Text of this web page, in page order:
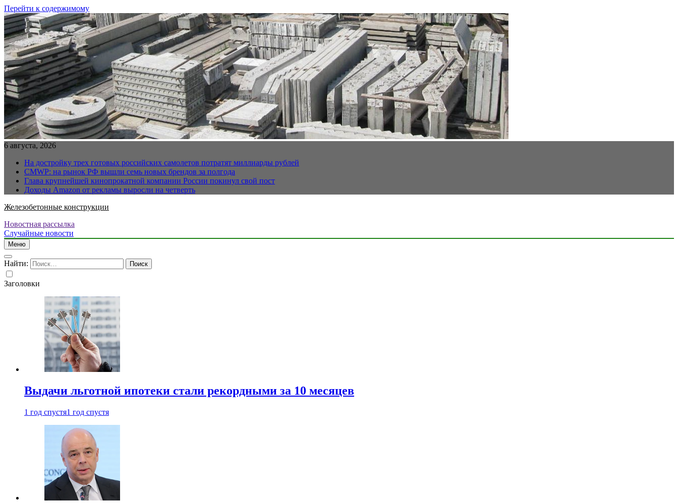
Перейти к содержимому
6 августа, 2026
На достройку трех готовых российских самолетов потратят миллиарды рублей
CMWP: на рынок РФ вышли семь новых брендов за полгода
Глава крупнейшей кинопрокатной компании России покинул свой пост
Доходы Amazon от рекламы выросли на четверть
Железобетонные конструкции
Новостная рассылка
Случайные новости
Меню
Найти:
Заголовки
Выдачи льготной ипотеки стали рекордными за 10 месяцев
1 год спустя1 год спустя